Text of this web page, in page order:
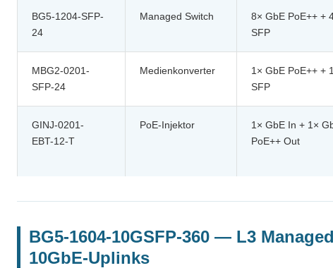
BG5-1204-SFP-
24
Managed Switch
8× GbE PoE++ +
SFP
MBG2-0201-
SFP-24
Medienkonverter
1× GbE PoE++ +
SFP
GINJ-0201-
EBT-12-T
PoE-Injektor
1× GbE In + 1×
PoE++ Out
BG5-1604-10GSFP-360 — L3
10GbE-Uplinks